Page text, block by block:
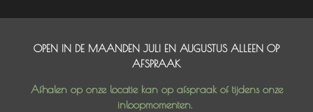
OPEN IN DE MAANDEN JULI EN AUGUSTUS ALLEEN OP
AFSPRAAK
Afhalen op onze locatie kan op afspraak of tijdens onze
inloopmomenten.